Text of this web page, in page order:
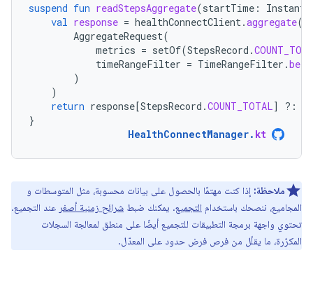
suspend fun readStepsAggregate(startTime : Instant
val response = healthConnectClient.aggregate(
AggregateRequest(
metrics = setOf(StepsRecord .
timeRangeFilter = TimeRangeFilter .
)
)
return response[StepsRecord .COUNT_TOTAL] ?:
}
HealthConnectManager. kt
ملاحظة: إذا كنت مهتمًا بالحصول على بيانات محسوبة، مثل المتوسطات و
المجاميع، ننصحك باستخدام التجميع. يمكنك ضبط شرائح زمنية أصغر عند التجميع.
تحتوي واجهة برمجة التطبيقات للتجميع أيضًا على منطق لمعالجة السجلات
المكرّرة، ما يقلّل من فرص فرض حدود على المعدّل.